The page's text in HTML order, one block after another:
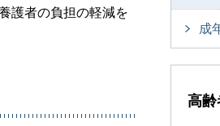
護者の負担の軽減を
成
高齢